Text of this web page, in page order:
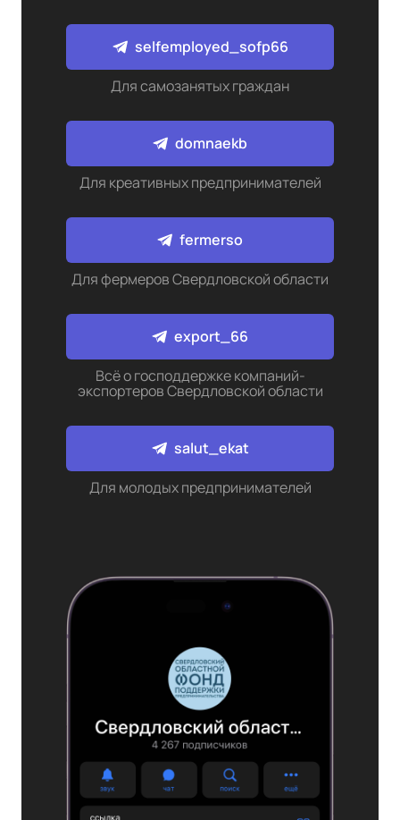
selfemployed_sofp66
Для самозанятых граждан
domnaekb
Для креативных предпринимателей
fermerso
Для фермеров Свердловской области
export_66
Всё о господдержке компаний-
экспортеров Свердловской области
salut_ekat
Для молодых предпринимателей